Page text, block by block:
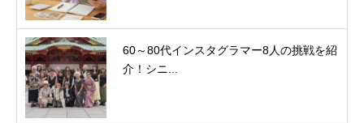
60～80代インスタグラマー8人の挑戦を紹
介！シニ...